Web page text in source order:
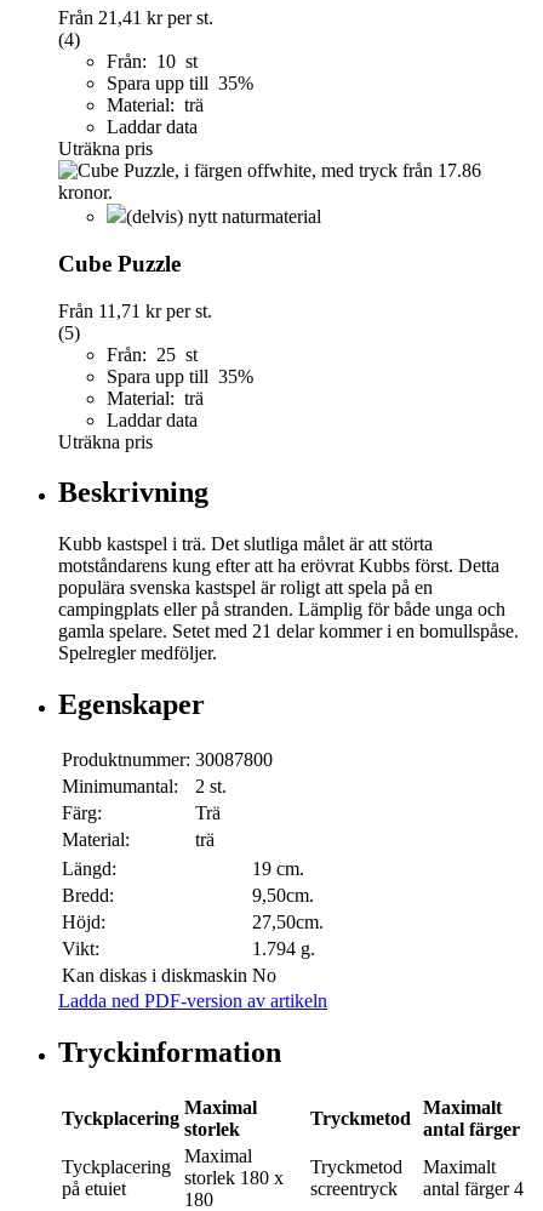
Från 21,41 krper st.
(4)
Från: 10 st
Spara upp till 35%
Material: trä
Laddar data
Uträkna pris
(delvis) nytt naturmaterial
Cube Puzzle
Från 11,71 krper st.
(5)
Från: 25 st
Spara upp till 35%
Material: trä
Laddar data
Uträkna pris
Beskrivning
Kubb kastspel i trä. Det slutliga målet är att störta
motståndarens kung efter att ha erövrat Kubbs först. Detta
populära svenska kastspel är roligt att spela på en
campingplats eller på stranden. Lämplig för både unga och
gamla spelare. Setet med 21 delar kommer i en bomullspåse.
Spelregler medföljer.
Egenskaper
Produktnummer: 30087800
Minimumantal:
2 st.
Färg:
Trä
Material:
trä
Längd:
19 cm.
Bredd:
9,50cm.
Höjd:
27,50cm.
Vikt:
1.794 g.
Kan diskas i diskmaskin No
Ladda ned PDF-version av artikeln
Tryckinformation
Tyckplacering
Maximal
storlek
Tryckmetod
Maximalt
antal färger
Tyckplacering
på etuiet
Maximal
storlek 180 x
180
Tryckmetod
screentryck
Maximalt
antal färger 4